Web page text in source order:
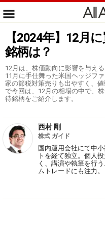
【2024年】12月
銘柄は？
12月は、株価動向に影響を与え
11月に手仕舞った米国ヘッジフ
家の節税対策売りも出やすく、
で今回は、12月の相場の中で、
待銘柄をご紹介します。
西村 剛
株式 ガイド
国内運用会社にて中
トを経て独立。個人
く、講演や執筆を行
ムトレードにも注力。